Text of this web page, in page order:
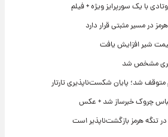
در مسیر مثبتی قرار دارد
قیمت شیر افزایش یافت
مشخص شد
شد؛ پایان شکست‌ناپذیری تارتار
چروک خبرساز شد + عکس
تنگه هرمز بازگشت‌ناپذیر است